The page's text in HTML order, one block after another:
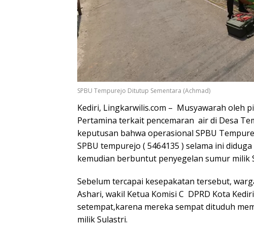
SPBU Tempurejo Ditutup Sementara (Achmad)
Kediri, Lingkarwilis.com – Musyawarah oleh
Pertamina terkait pencemaran air di Desa
keputusan bahwa operasional SPBU
SPBU tempurejo ( 5464135 ) selama ini
kemudian berbuntut penyegelan sumur milik
Sebelum tercapai kesepakatan tersebut,
Ashari, wakil Ketua Komisi C DPRD Kota
setempat,karena mereka sempat dituduh
milik Sulastri.